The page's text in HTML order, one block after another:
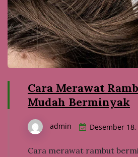
Cara Merawat
Mudah Berminyak
admin Desember 18,
Cara merawat rambut